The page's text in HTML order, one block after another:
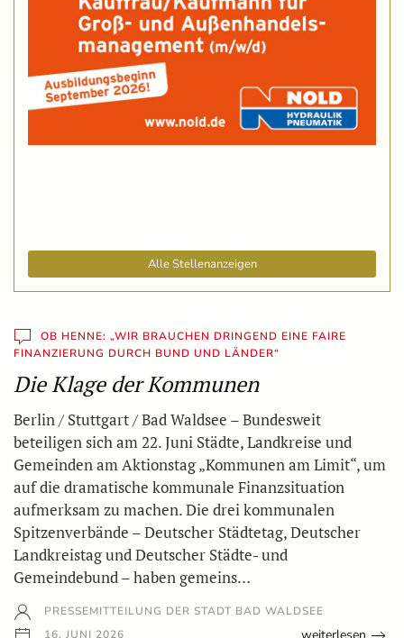
Alle Stellenanzeigen
OB HENNE: „WIR BRAUCHEN DRINGEND EINE FAIRE
FINANZIERUNG DURCH BUND UND LÄNDER“
Die Klage der Kommunen
Berlin / Stuttgart / Bad Waldsee – Bundesweit
beteiligen sich am 22. Juni Städte, Landkreise und
Gemeinden am Aktionstag „Kommunen am Limit“, um
auf die dramatische kommunale Finanzsituation
aufmerksam zu machen. Die drei kommunalen
Spitzenverbände – Deutscher Städtetag, Deutscher
Landkreistag und Deutscher Städte- und
Gemeindebund – haben gemeins…
PRESSEMITTEILUNG DER STADT BAD WALDSEE
16. JUNI 2026